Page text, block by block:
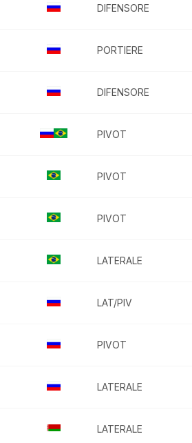
DIFENSORE
PORTIERE
DIFENSORE
PIVOT
PIVOT
PIVOT
LATERALE
LAT/PIV
PIVOT
LATERALE
LATERALE